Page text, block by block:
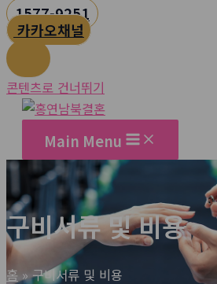
1577-9251
카카오채널
콘텐츠로 건너뛰기
Main Menu
구비서류 및 비용
홈 구비서류 및 비용